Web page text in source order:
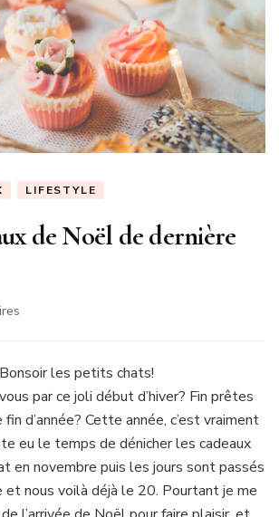
LIFESTYLE
de Noël de dernière
de
de
dernière
minute
Bonsoir les petits chats!
par ce joli début d’hiver? Fin prêtes
d’année? Cette année, c’est vraiment
eu le temps de dénicher les cadeaux
en novembre puis les jours sont passés
et nous voilà déjà le 20. Pourtant je me